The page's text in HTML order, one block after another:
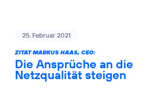
25. Februar 2021
ZITAT MARKUS HAAS, CEO:
Die Ansprüche an die
Netzqualität steigen